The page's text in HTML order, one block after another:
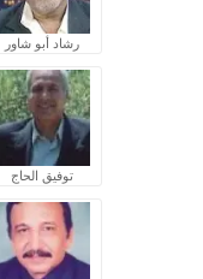
رشاد أبو شاور
توفيق الحاج